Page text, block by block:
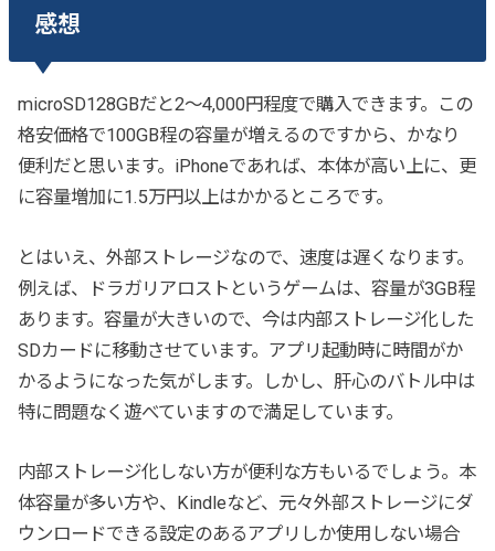
感想
microSD128GBだと2〜4,000円程度で購入できます。この
格安価格で100GB程の容量が増えるのですから、かなり
便利だと思います。iPhoneであれば、本体が高い上に、更
に容量増加に1.5万円以上はかかるところです。
とはいえ、外部ストレージなので、速度は遅くなります。
例えば、ドラガリアロストというゲームは、容量が3GB程
あります。容量が大きいので、今は内部ストレージ化した
SDカードに移動させています。アプリ起動時に時間がか
かるようになった気がします。しかし、肝心のバトル中は
特に問題なく遊べていますので満足しています。
内部ストレージ化しない方が便利な方もいるでしょう。本
体容量が多い方や、Kindleなど、元々外部ストレージにダ
ウンロードできる設定のあるアプリしか使用しない場合